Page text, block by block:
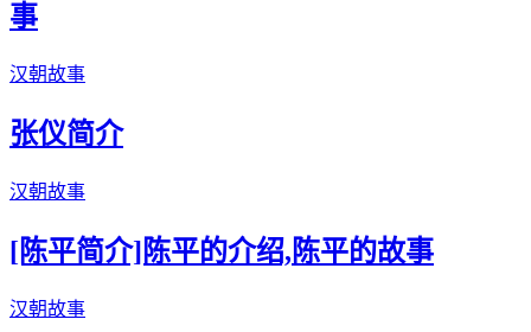
事
汉朝故事
张仪简介
汉朝故事
[陈平简介]陈平的介绍,陈平的故事
汉朝故事